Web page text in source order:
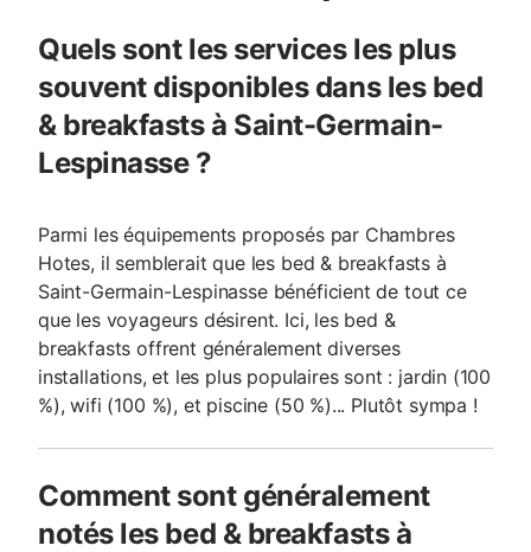
Quels sont les services les plus
souvent disponibles dans les bed
& breakfasts à Saint-Germain-
Lespinasse ?
Parmi les équipements proposés par Chambres
Hotes, il semblerait que les bed & breakfasts à
Saint-Germain-Lespinasse bénéficient de tout ce
que les voyageurs désirent. Ici, les bed &
breakfasts offrent généralement diverses
installations, et les plus populaires sont : jardin (100
%), wifi (100 %), et piscine (50 %)... Plutôt sympa !
Comment sont généralement
notés les bed & breakfasts à